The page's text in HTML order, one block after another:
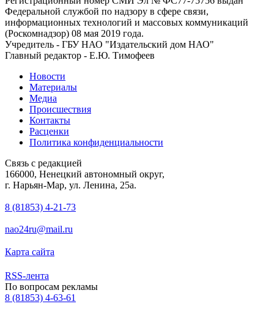
Федеральной службой по надзору в сфере связи,
информационных технологий и массовых коммуникаций
(Роскомнадзор) 08 мая 2019 года.
Учредитель - ГБУ НАО "Издательский дом НАО"
Главный редактор - Е.Ю. Тимофеев
Новости
Материалы
Медиа
Происшествия
Контакты
Расценки
Политика конфиденциальности
Связь с редакцией
166000, Ненецкий автономный округ,
г. Нарьян-Мар, ул. Ленина, 25а.
8 (81853) 4-21-73
nao24ru@mail.ru
Карта сайта
RSS-лента
По вопросам рекламы
8 (81853) 4-63-61